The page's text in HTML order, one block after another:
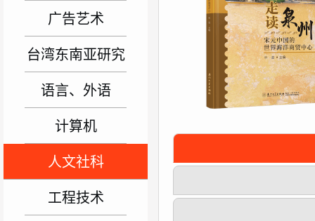
广告艺术
台湾东南亚研究
语言、外语
计算机
人文社科
工程技术